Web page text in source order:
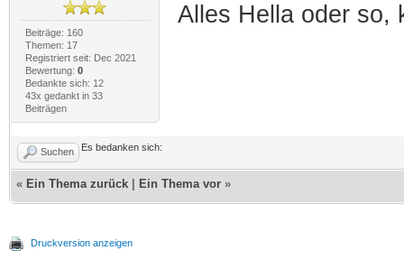
Beiträge: 160
Themen: 17
Registriert seit: Dec 2021
Bewertung: 0
Bedankte sich: 12
43x gedankt in 33
Beiträgen
Alles Hella oder so,
Suchen Es bedanken sich:
« Ein Thema zurück Ein Thema vor »
Druckversion anzeigen